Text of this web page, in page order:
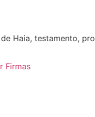
Haia, testamento,
Firmas